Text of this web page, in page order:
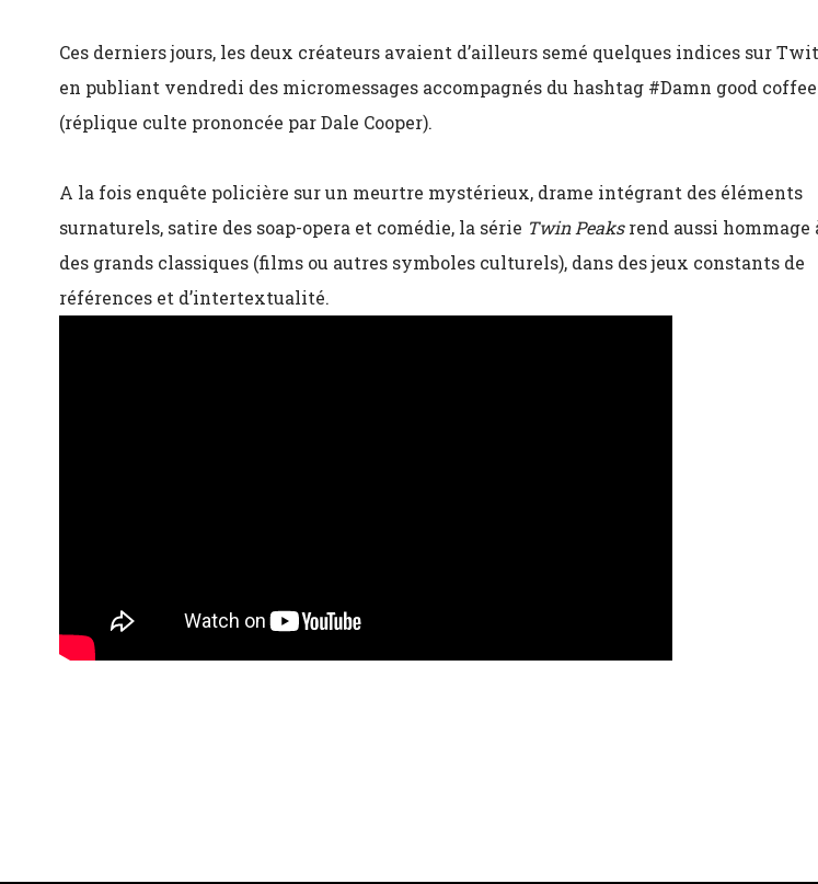
Ces derniers jours, les deux créateurs avaient d’ailleurs semé quelques indices sur
en publiant vendredi des micromessages accompagnés du hashtag #Damn good coffee
(réplique culte prononcée par Dale Cooper).
A la fois enquête policière sur un meurtre mystérieux, drame intégrant des éléments
surnaturels, satire des soap-opera et comédie, la série Twin Peaksrend aussi hommage
des grands classiques (films ou autres symboles culturels), dans des jeux constants de
références et d’intertextualité.